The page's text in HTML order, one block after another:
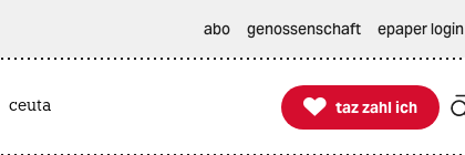
abo genossenschaft epaper login
ceuta 
taz zahl ich
taz zahl ich